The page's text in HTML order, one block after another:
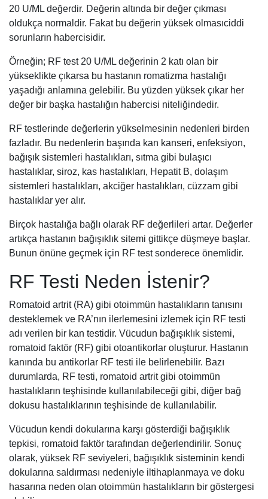
20 U/ML değerdir. Değerin altında bir değer çıkması
oldukça normaldir. Fakat bu değerin yüksek olmasıciddi
sorunların habercisidir.
Örneğin; RF test 20 U/ML değerinin 2 katı olan bir
yükseklikte çıkarsa bu hastanın romatizma hastalığı
yaşadığı anlamına gelebilir. Bu yüzden yüksek çıkar her
değer bir başka hastalığın habercisi niteliğindedir.
RF testlerinde değerlerin yükselmesinin nedenleri birden
fazladır. Bu nedenlerin başında kan kanseri, enfeksiyon,
bağışık sistemleri hastalıkları, sıtma gibi bulaşıcı
hastalıklar, siroz, kas hastalıkları, Hepatit B, dolaşım
sistemleri hastalıkları, akciğer hastalıkları, cüzzam gibi
hastalıklar yer alır.
Birçok hastalığa bağlı olarak RF değerlileri artar. Değerler
artıkça hastanın bağışıklık sitemi gittikçe düşmeye başlar.
Bunun önüne geçmek için RF test sonderece önemlidir.
RF Testi Neden İstenir?
Romatoid artrit (RA) gibi otoimmün hastalıkların tanısını
desteklemek ve RA’nın ilerlemesini izlemek için RF testi
adı verilen bir kan testidir. Vücudun bağışıklık sistemi,
romatoid faktör (RF) gibi otoantikorlar oluşturur. Hastanın
kanında bu antikorlar RF testi ile belirlenebilir. Bazı
durumlarda, RF testi, romatoid artrit gibi otoimmün
hastalıkların teşhisinde kullanılabileceği gibi, diğer bağ
dokusu hastalıklarının teşhisinde de kullanılabilir.
Vücudun kendi dokularına karşı gösterdiği bağışıklık
tepkisi, romatoid faktör tarafından değerlendirilir. Sonuç
olarak, yüksek RF seviyeleri, bağışıklık sisteminin kendi
dokularına saldırması nedeniyle iltihaplanmaya ve doku
hasarına neden olan otoimmün hastalıkların bir göstergesi